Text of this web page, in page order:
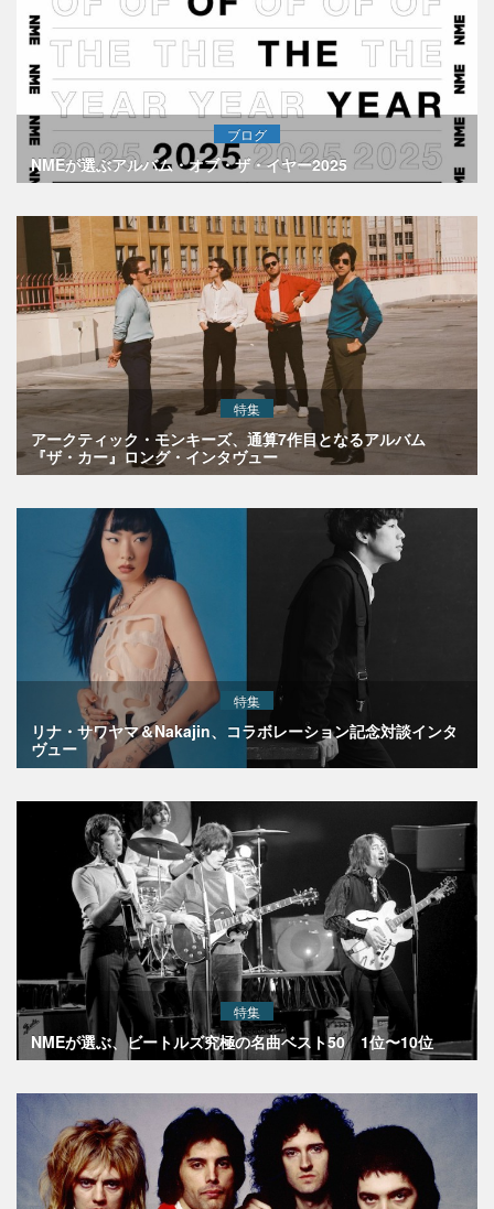
ブログ
NMEが選ぶアルバム・オブ・ザ・イヤー2025
特集
アークティック・モンキーズ、通算7作目となるアルバム
『ザ・カー』ロング・インタヴュー
特集
リナ・サワヤマ＆Nakajin、コラボレーション記念対談インタ
ヴュー
特集
NMEが選ぶ、ビートルズ究極の名曲ベスト50 1位〜10位